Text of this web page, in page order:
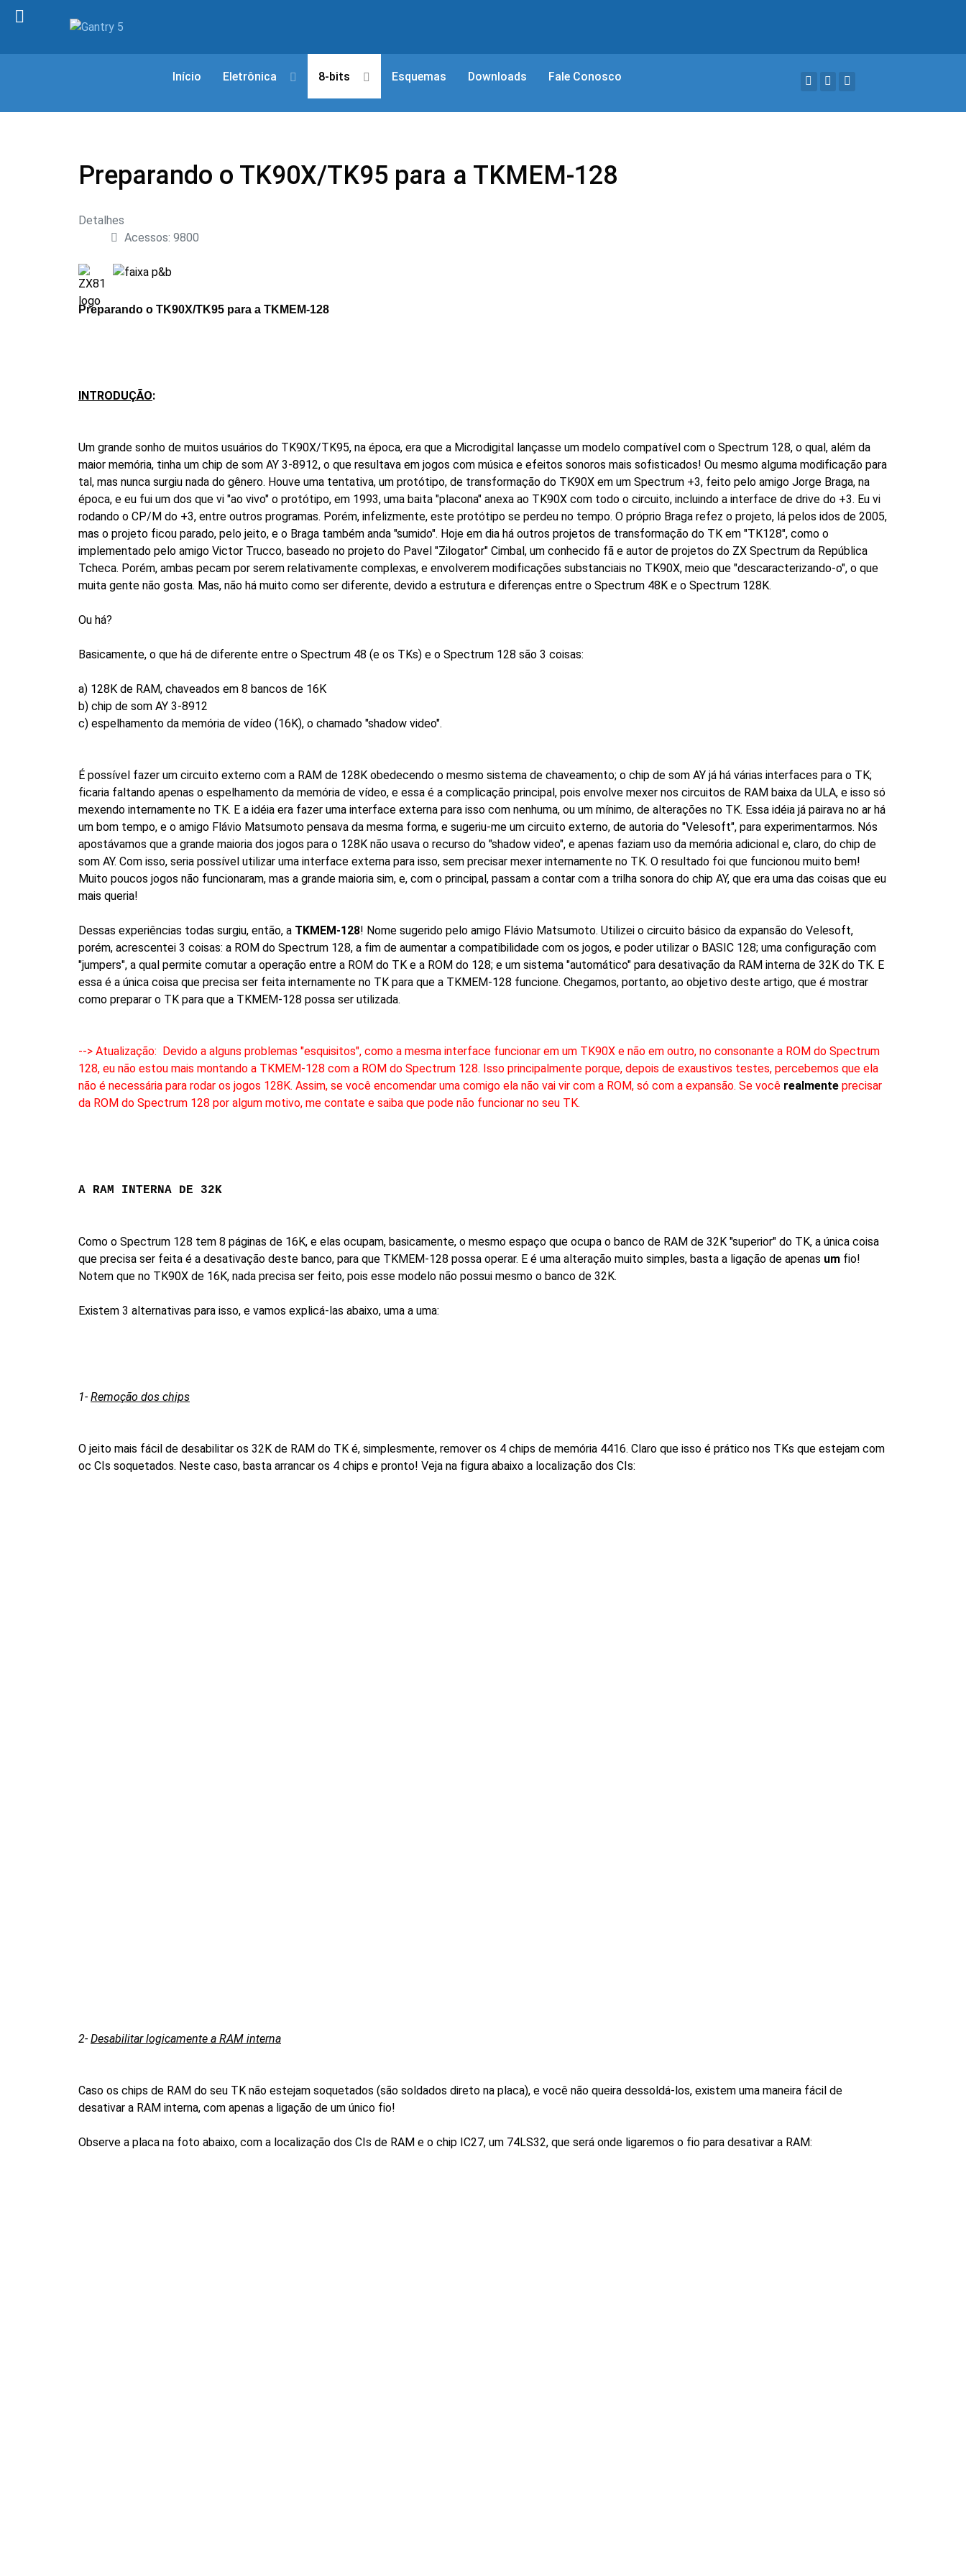
Início Eletrônica 8-bits Esquemas Downloads Fale Conosco
Preparando o TK90X/TK95 para a TKMEM-128
Detalhes
Acessos: 9800
Preparando o TK90X/TK95 para a TKMEM-128
INTRODUÇÃO:
Um grande sonho de muitos usuários do TK90X/TK95, na época, era que a Microdigital lançasse um modelo compatível com o Spectrum 128, o qual, além da
maior memória, tinha um chip de som AY 3-8912, o que resultava em jogos com música e efeitos sonoros mais sofisticados! Ou mesmo alguma modificação para
tal, mas nunca surgiu nada do gênero. Houve uma tentativa, um protótipo, de transformação do TK90X em um Spectrum +3, feito pelo amigo Jorge Braga, na
época, e eu fui um dos que vi "ao vivo" o protótipo, em 1993, uma baita "placona" anexa ao TK90X com todo o circuito, incluindo a interface de drive do +3. Eu vi
rodando o CP/M do +3, entre outros programas. Porém, infelizmente, este protótipo se perdeu no tempo. O próprio Braga refez o projeto, lá pelos idos de 2005,
mas o projeto ficou parado, pelo jeito, e o Braga também anda "sumido". Hoje em dia há outros projetos de transformação do TK em "TK128", como o
implementado pelo amigo Victor Trucco, baseado no projeto do Pavel "Zilogator" Cimbal, um conhecido fã e autor de projetos do ZX Spectrum da República
Tcheca. Porém, ambas pecam por serem relativamente complexas, e envolverem modificações substanciais no TK90X, meio que "descaracterizando-o", o que
muita gente não gosta. Mas, não há muito como ser diferente, devido a estrutura e diferenças entre o Spectrum 48K e o Spectrum 128K.
Ou há?
Basicamente, o que há de diferente entre o Spectrum 48 (e os TKs) e o Spectrum 128 são 3 coisas:
a) 128K de RAM, chaveados em 8 bancos de 16K
b) chip de som AY 3-8912
c) espelhamento da memória de vídeo (16K), o chamado "shadow video".
É possível fazer um circuito externo com a RAM de 128K obedecendo o mesmo sistema de chaveamento; o chip de som AY já há várias interfaces para o TK;
ficaria faltando apenas o espelhamento da memória de vídeo, e essa é a complicação principal, pois envolve mexer nos circuitos de RAM baixa da ULA, e isso só
mexendo internamente no TK. E a idéia era fazer uma interface externa para isso com nenhuma, ou um mínimo, de alterações no TK. Essa idéia já pairava no ar há
um bom tempo, e o amigo Flávio Matsumoto pensava da mesma forma, e sugeriu-me um circuito externo, de autoria do "Velesoft", para experimentarmos. Nós
apostávamos que a grande maioria dos jogos para o 128K não usava o recurso do "shadow video", e apenas faziam uso da memória adicional e, claro, do chip de
som AY. Com isso, seria possível utilizar uma interface externa para isso, sem precisar mexer internamente no TK. O resultado foi que funcionou muito bem!
Muito poucos jogos não funcionaram, mas a grande maioria sim, e, com o principal, passam a contar com a trilha sonora do chip AY, que era uma das coisas que eu
mais queria!
Dessas experiências todas surgiu, então, a TKMEM-128! Nome sugerido pelo amigo Flávio Matsumoto. Utilizei o circuito básico da expansão do Velesoft,
porém, acrescentei 3 coisas: a ROM do Spectrum 128, a fim de aumentar a compatibilidade com os jogos, e poder utilizar o BASIC 128; uma configuração com
"jumpers", a qual permite comutar a operação entre a ROM do TK e a ROM do 128; e um sistema "automático" para desativação da RAM interna de 32K do TK. E
essa é a única coisa que precisa ser feita internamente no TK para que a TKMEM-128 funcione. Chegamos, portanto, ao objetivo deste artigo, que é mostrar
como preparar o TK para que a TKMEM-128 possa ser utilizada.
--> Atualização: Devido a alguns problemas "esquisitos", como a mesma interface funcionar em um TK90X e não em outro, no consonante a ROM do Spectrum
128, eu não estou mais montando a TKMEM-128 com a ROM do Spectrum 128. Isso principalmente porque, depois de exaustivos testes, percebemos que ela
não é necessária para rodar os jogos 128K. Assim, se você encomendar uma comigo ela não vai vir com a ROM, só com a expansão. Se você realmente precisar
da ROM do Spectrum 128 por algum motivo, me contate e saiba que pode não funcionar no seu TK.
A RAM INTERNA DE 32K
Como o Spectrum 128 tem 8 páginas de 16K, e elas ocupam, basicamente, o mesmo espaço que ocupa o banco de RAM de 32K "superior" do TK, a única coisa
que precisa ser feita é a desativação deste banco, para que TKMEM-128 possa operar. E é uma alteração muito simples, basta a ligação de apenas um fio!
Notem que no TK90X de 16K, nada precisa ser feito, pois esse modelo não possui mesmo o banco de 32K.
Existem 3 alternativas para isso, e vamos explicá-las abaixo, uma a uma:
1- Remoção dos chips
O jeito mais fácil de desabilitar os 32K de RAM do TK é, simplesmente, remover os 4 chips de memória 4416. Claro que isso é prático nos TKs que estejam com
oc CIs soquetados. Neste caso, basta arrancar os 4 chips e pronto! Veja na figura abaixo a localização dos CIs:
2- Desabilitar logicamente a RAM interna
Caso os chips de RAM do seu TK não estejam soquetados (são soldados direto na placa), e você não queira dessoldá-los, existem uma maneira fácil de
desativar a RAM interna, com apenas a ligação de um único fio!
Observe a placa na foto abaixo, com a localização dos CIs de RAM e o chip IC27, um 74LS32, que será onde ligaremos o fio para desativar a RAM: